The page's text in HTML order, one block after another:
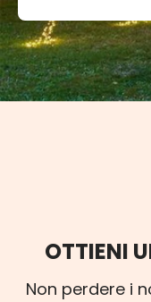
OTTIENI
Non perdere i